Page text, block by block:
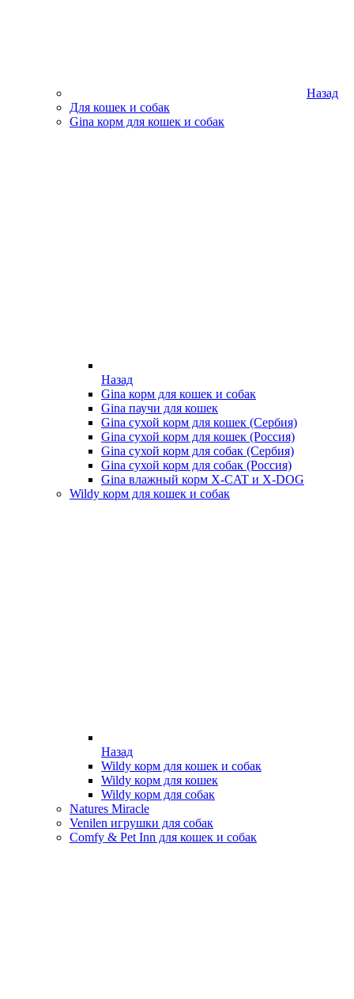
Назад
Для кошек и собак
Gina корм для кошек и собак
Назад
Gina корм для кошек и собак
Gina паучи для кошек
Gina сухой корм для кошек (Сербия)
Gina сухой корм для кошек (Россия)
Gina сухой корм для собак (Сербия)
Gina сухой корм для собак (Россия)
Gina влажный корм X-CAT и X-DOG
Wildy корм для кошек и собак
Назад
Wildy корм для кошек и собак
Wildy корм для кошек
Wildy корм для собак
Natures Miracle
Venilen игрушки для собак
Comfy & Pet Inn для кошек и собак